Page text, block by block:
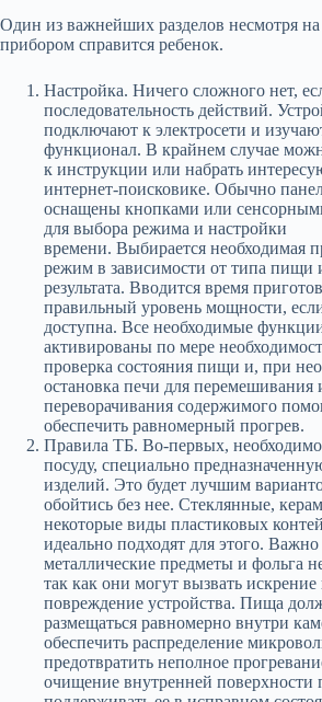
Один из важнейших разделов несмотря на
прибором справится ребенок.
Настройка. Ничего сложного нет,
последовательность действий.
подключают к электросети и
функционал. В крайнем случае
к инструкции или набрать
интернет-поисковике. Обычно
оснащены кнопками или
для выбора режима и настройки
времени. Выбирается необходимая
режим в зависимости от типа пищи
результата. Вводится время
правильный уровень мощности,
доступна. Все необходимые
активированы по мере
проверка состояния пищи и, при
остановка печи для перемешивания
переворачивания содержимого
обеспечить равномерный прогрев.
Правила ТБ. Во-первых,
посуду, специально
изделий. Это будет лучшим
обойтись без нее. Стеклянные,
некоторые виды пластиковых
идеально подходят для этого.
металлические предметы и фольга
так как они могут вызвать искрение
повреждение устройства. Пища
размещаться равномерно внутри
обеспечить распределение
предотвратить неполное
очищение внутренней поверхности